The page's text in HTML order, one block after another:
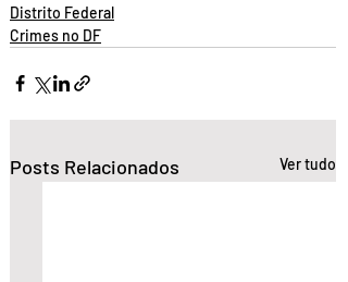
Distrito Federal
Crimes no DF
Posts Relacionados Ver tudo